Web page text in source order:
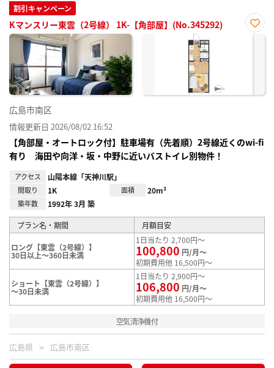
割引キャンペーン
Kマンスリー東雲（2号線） 1K-【角部屋】(No.345292)
お気
広島市南区
情報更新日 2026/08/02 16:52
【角部屋・オートロック付】駐車場有（先着順）2号線近くのwi-fi
有り 海田や向洋・坂・中野に近いバストイレ別物件！
アクセス 山陽本線「天神川駅」
間取り 1K 面積 20m²
築年数 1992年 3月 築
プラン名・期間 月額目安
ロング【東雲（2号線）】
30日以上～360日未満
1日当たり 2,700円～
100,800 円/月～
初期費用他 16,500円～
ショート【東雲（2号線）】
～30日未満
1日当たり 2,900円～
106,800 円/月～
初期費用他 16,500円～
空気清浄機付
広島県 広島市南区